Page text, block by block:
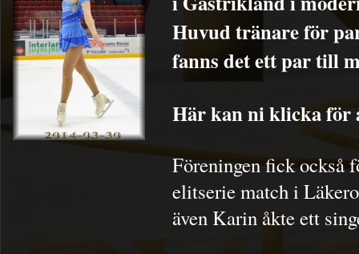
Huvud tränare för
fanns det ett par till
Här kan ni klicka för
Föreningen fick också
elitserie match i
även Karin åkte ett